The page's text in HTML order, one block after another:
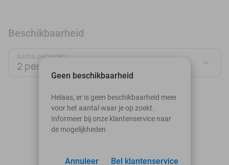
Beschikbaarheid
Aantal personen:
2 personen
augustus 2026
Ma
Di Wo Do Vr
4 5 6 7 8
Geen beschikbaarheid
Helaas, er is geen beschikbaarheid meer
voor het aantal waar je op zoekt.
Informeer bij onze klantenservice naar
de mogelijkheden
Bel klantenservice
Annuleer